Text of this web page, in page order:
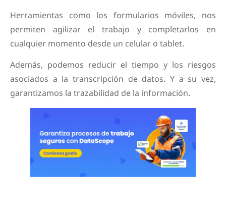
Herramientas como los formularios móviles, nos
permiten agilizar el trabajo y completarlos en
cualquier momento desde un celular o tablet.
Además, podemos reducir el tiempo y los riesgos
asociados a la transcripción de datos. Y a su vez,
garantizamos la trazabilidad de la información.